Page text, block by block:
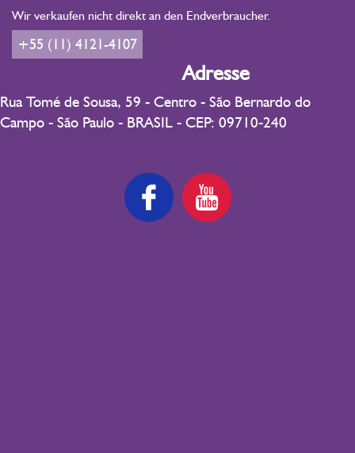
Wir verkaufen nicht direkt an den Endverbraucher.
+55 (11) 4121-4107
Adresse
Rua Tomé de Sousa, 59 - Centro - São Bernardo do
Campo - São Paulo - BRASIL - CEP: 09710-240